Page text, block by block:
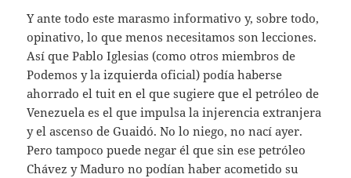
Y ante todo este marasmo informativo y, sobre todo,
opinativo, lo que menos necesitamos son lecciones.
Así que Pablo Iglesias (como otros miembros de
Podemos y la izquierda oficial) podía haberse
ahorrado el tuit en el que sugiere que el petróleo de
Venezuela es el que impulsa la injerencia extranjera
y el ascenso de Guaidó. No lo niego, no nací ayer.
Pero tampoco puede negar él que sin ese petróleo
Chávez y Maduro no podían haber acometido su